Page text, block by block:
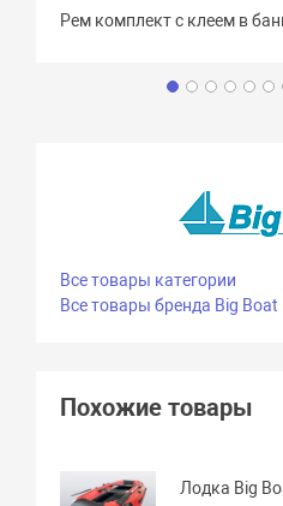
Рем комплект с клеем в
Все товары категории
Все товары бренда Big Boat
Похожие товары
Лодка Big